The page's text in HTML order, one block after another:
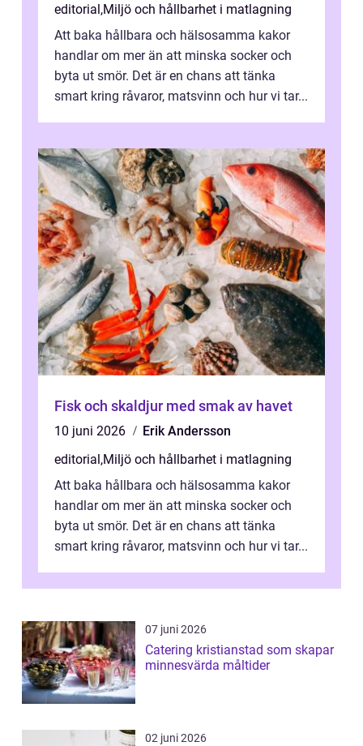
editorial ,Miljö och hållbarhet i matlagning
Att baka hållbara och hälsosamma kakor
handlar om mer än att minska socker och
byta ut smör. Det är en chans att tänka
smart kring råvaror, matsvinn och hur vi tar...
Fisk och skaldjur med smak av havet
10 juni 2026
Erik Andersson
editorial ,Miljö och hållbarhet i matlagning
Att baka hållbara och hälsosamma kakor
handlar om mer än att minska socker och
byta ut smör. Det är en chans att tänka
smart kring råvaror, matsvinn och hur vi tar...
07 juni 2026
Catering kristianstad som skapar
minnesvärda måltider
02 juni 2026